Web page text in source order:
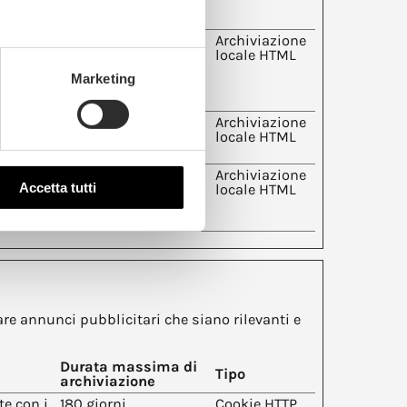
Marketing
Accetta tutti
le
Archiviazione
locale HTML
per
Sessione
Archiviazione
locale HTML
Archiviazione
locale HTML
annunci pubblicitari che siano rilevanti e
Durata massima di
archiviazione
Tipo